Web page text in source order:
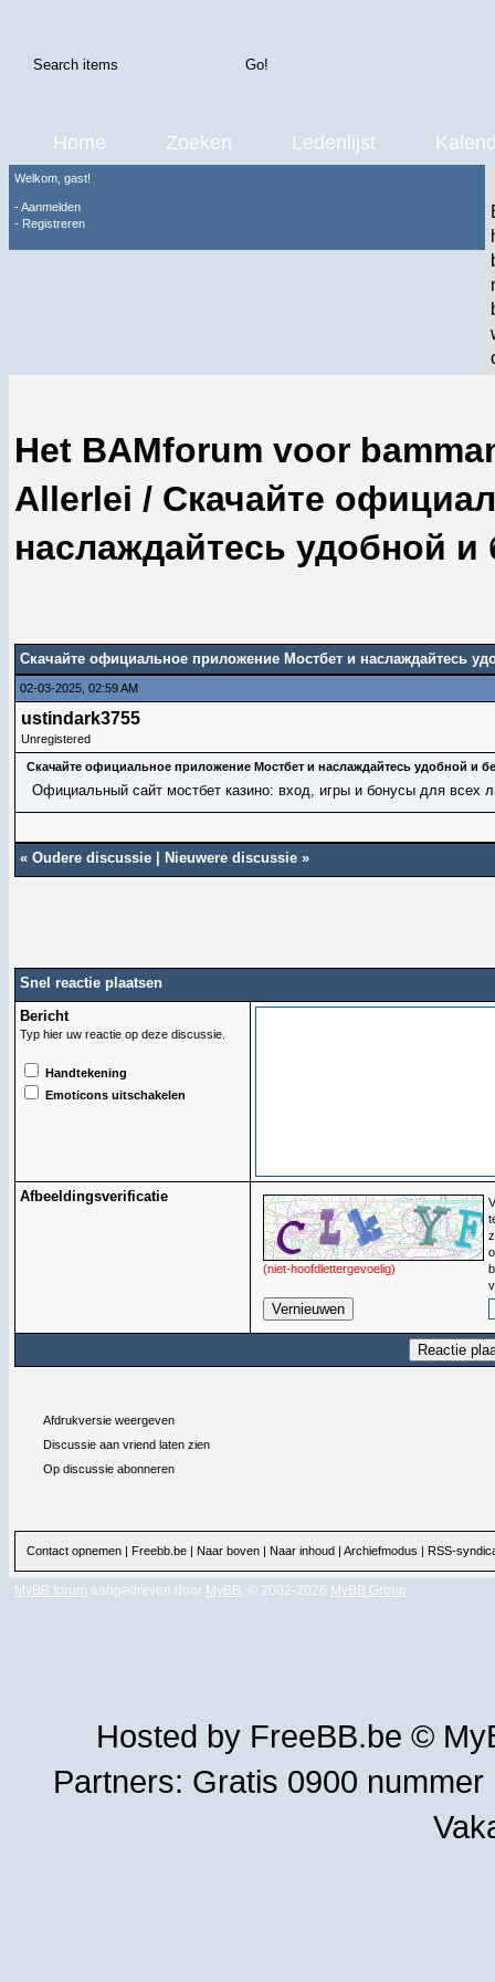
Home Zoeken Ledenlijst
Welkom, gast!
-Aanmelden
- Registreren
Het BAMforum voor
Allerlei / Скачайте
наслаждайтесь удобной и
Скачайте официальное приложение Мостбет и наслаждайтесь
02-03-2025, 02:59 AM
ustindark3755
Unregistered
Скачайте официальное приложение Мостбет и наслаждайтесь удобной и
Официальный сайт мостбет казино: вход, игры и бонусы для всех
« Oudere discussie Nieuwere discussie »
Snel reactie plaatsen
Bericht
Typ hier uw reactie op deze discussie.
Handtekening
Emoticons uitschakelen
Afbeeldingsverificatie
(niet-hoofdlettergevoelig)
Afdrukversie weergeven
Discussie aan vriend laten zien
Op discussie abonneren
Contact opnemen | Freebb.be | Naar boven | Naar inhoud | Archiefmodus | RSS-
MyBB forum aangedreven door MyBB, © 2002-2026 MyBB Group.
Hosted by FreeBB.be ©
Partners: Gratis 0900 nummer